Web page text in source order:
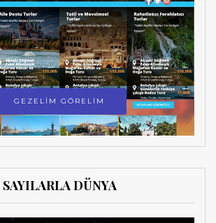
GEZELİM GÖRELİM
SAYILARLA DÜNYA